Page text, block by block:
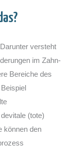
versteht
im Zahn-
Bereiche des
(tote)
können den